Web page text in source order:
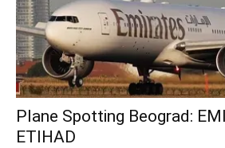
Plane Spotting Beograd:
ETIHAD